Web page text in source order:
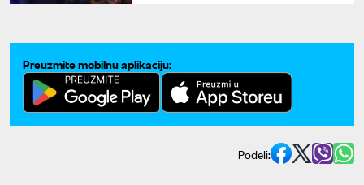
Preuzmite mobilnu aplikaciju:
Podeli: